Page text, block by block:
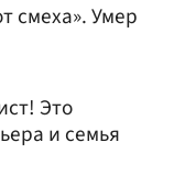
смеха». Умер
Это
и семья